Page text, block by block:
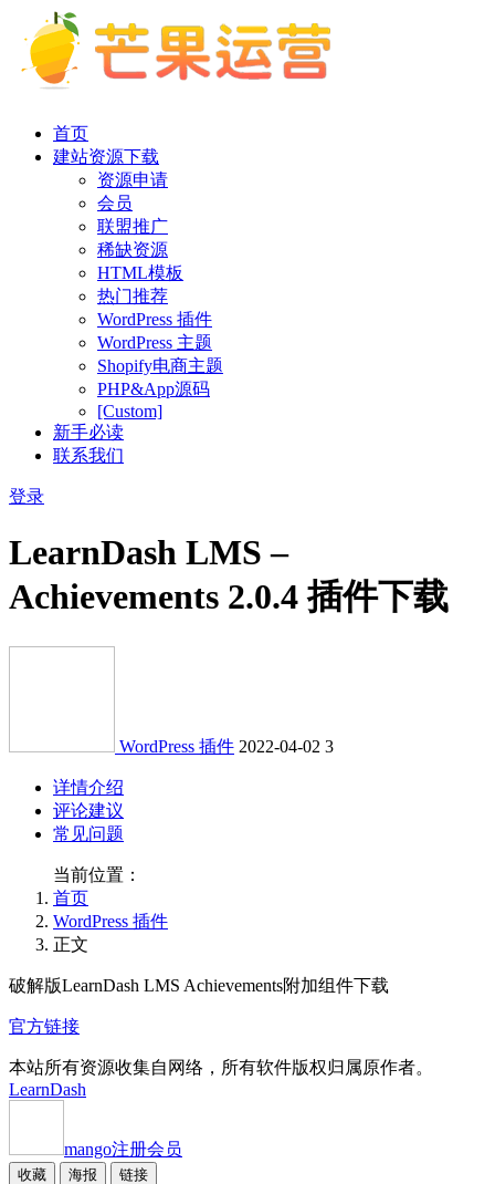
首页
建站资源下载
资源申请
会员
联盟推广
稀缺资源
HTML模板
热门推荐
WordPress 插件
WordPress 主题
Shopify电商主题
PHP&App源码
[Custom]
新手必读
联系我们
登录
LearnDash LMS –
Achievements 2.0.4 插件下载
WordPress 插件 2022-04-02 3
详情介绍
评论建议
常见问题
当前位置：
首页
WordPress 插件
正文
破解版LearnDash LMS Achievements附加组件下载
官方链接
本站所有资源收集自网络，所有软件版权归属原作者。
LearnDash
mango注册会员
收藏 海报 链接